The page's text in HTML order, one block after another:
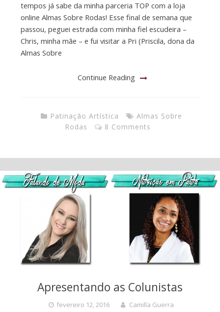
tempos já sabe da minha parceria TOP com a loja
online Almas Sobre Rodas! Esse final de semana que
passou, peguei estrada com minha fiel escudeira –
Chris, minha mãe – e fui visitar a Pri (Priscila, dona da
Almas Sobre
Continue Reading
Patinação Artística
Almas Sobre
Rodas
8 Comments
Apresentando as Colunistas
fevereiro 12, 2016 Camilla Guerra